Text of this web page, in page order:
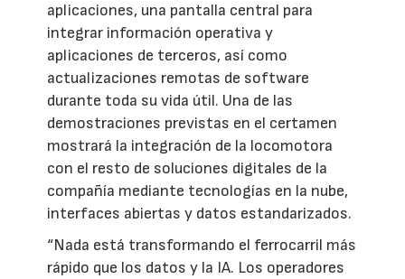
aplicaciones, una pantalla central para
integrar información operativa y
aplicaciones de terceros, así como
actualizaciones remotas de software
durante toda su vida útil. Una de las
demostraciones previstas en el certamen
mostrará la integración de la locomotora
con el resto de soluciones digitales de la
compañía mediante tecnologías en la nube,
interfaces abiertas y datos estandarizados.
“Nada está transformando el ferrocarril más
rápido que los datos y la IA. Los operadores